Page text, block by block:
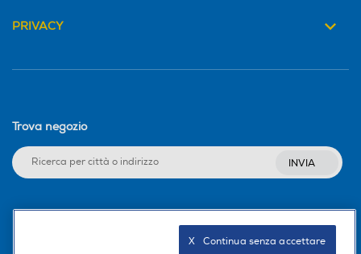
PRIVACY
Trova negozio
INVIA
X   Continua senza accettare